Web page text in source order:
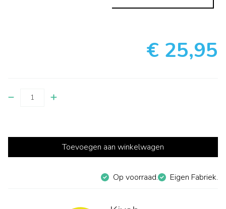
€ 25,95
Toevoegen aan winkelwagen
Op voorraad. Eigen Fabriek.